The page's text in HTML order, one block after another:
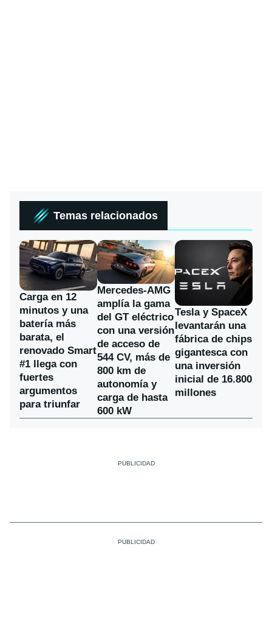
Temas relacionados
Carga en 12
minutos y una
batería más
barata, el
renovado Smart
#1 llega con
fuertes
argumentos
para triunfar
Mercedes-AMG
amplía la gama
del GT eléctrico
con una versión
de acceso de
544 CV, más de
800 km de
autonomía y
carga de hasta
600 kW
Tesla y SpaceX
levantarán una
fábrica de chips
gigantesca con
una inversión
inicial de 16.800
millones